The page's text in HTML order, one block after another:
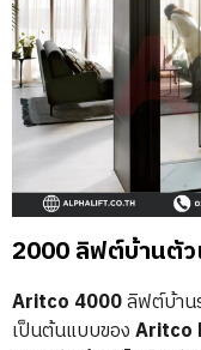
2000 ลิฟต์บ้านตั
Aritco 4000ลิฟต์บ้าน
เป็นต้นแบบของAritco